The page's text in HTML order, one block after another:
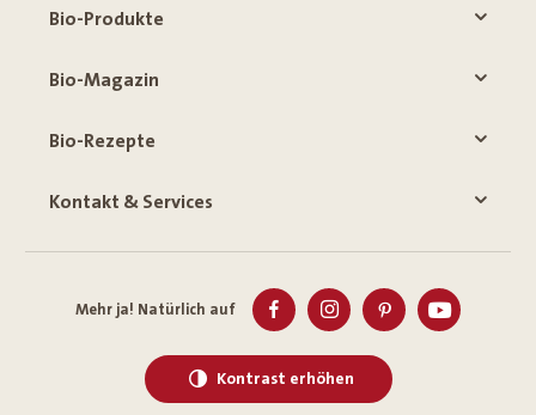
Bio-Produkte
Bio-Magazin
Bio-Rezepte
Kontakt & Services
Mehr ja! Natürlich auf
Kontrast erhöhen